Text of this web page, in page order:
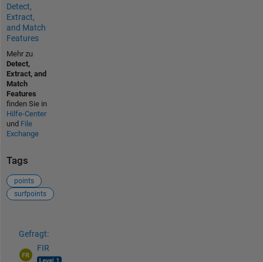
Detect,
Extract,
and Match
Features
Mehr zu
Detect,
Extract, and
Match
Features
finden Sie in
Hilfe-Center
und File
Exchange
Tags
points
surfpoints
Gefragt:
FIR